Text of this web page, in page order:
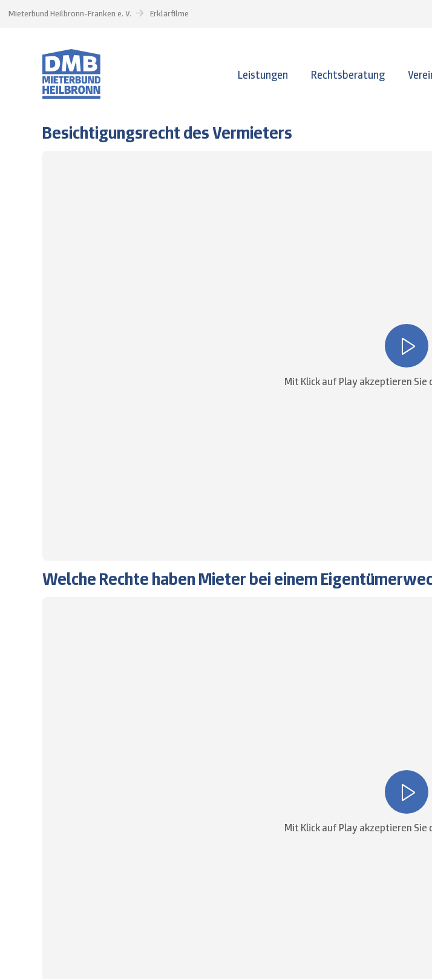
Mieterbund Heilbronn-Franken e. V. Erklärfilme
Leistungen Rechtsberatung
Besichtigungsrecht des Vermieters
Mit Klick auf Play akzeptieren Sie
Welche Rechte haben Mieter bei einem
Mit Klick auf Play akzeptieren Sie